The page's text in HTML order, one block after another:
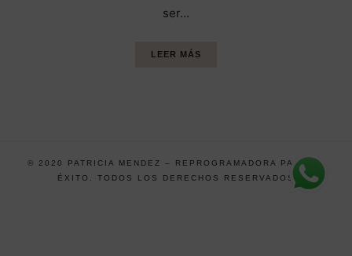
ser…
LEER MÁS
© 2020 PATRICIA MENDEZ – REPROGRAMADORA PARA EL
ÉXITO. TODOS LOS DERECHOS RESERVADOS